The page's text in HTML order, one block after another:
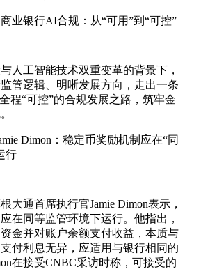
业银行AI合规：从“可用”到“可控”
人工智能技术双重变革的背景下，
管逻辑、明晰发展方向，走出一条
程“可控”的合规发展之路，筑牢金
Dimon：稳定币奖励机制应在“同
行
大通首席执行官Jamie Dimon表示，
在同等监管环境下运行。他指出，
金并对账户余额支付收益，本质与
付利息无异，应适用与银行相同的
在接受CNBC采访时称，可接受的